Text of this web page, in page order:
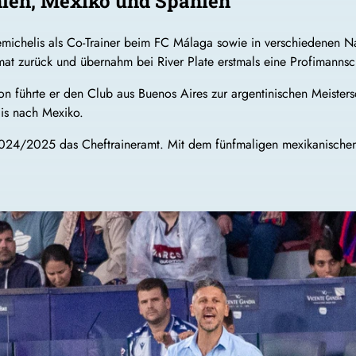
als Co-Trainer beim FC Málaga sowie in verschiedenen
zurück und übernahm bei River Plate erstmals eine
führte er den Club aus Buenos Aires zur argentinischen
nach Mexiko.
2025 das Cheftraineramt. Mit dem fünfmaligen